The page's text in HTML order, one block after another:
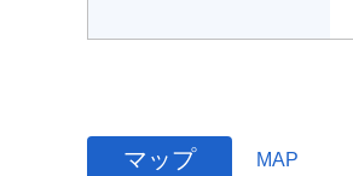
マップ MAP